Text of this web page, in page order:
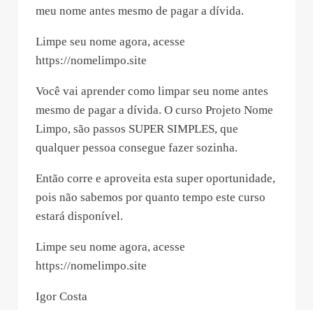
meu nome antes mesmo de pagar a dívida.
Limpe seu nome agora, acesse
https://nomelimpo.site
Você vai aprender como limpar seu nome antes
mesmo de pagar a dívida. O curso Projeto Nome
Limpo, são passos SUPER SIMPLES, que
qualquer pessoa consegue fazer sozinha.
Então corre e aproveita esta super oportunidade,
pois não sabemos por quanto tempo este curso
estará disponível.
Limpe seu nome agora, acesse
https://nomelimpo.site
Igor Costa